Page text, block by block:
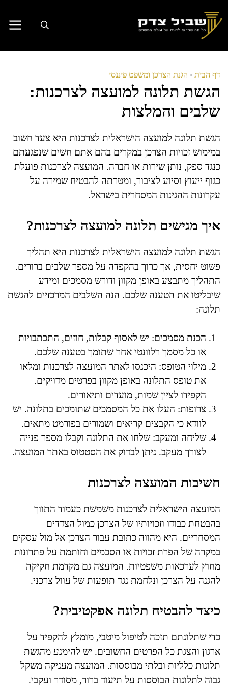
לתוכן
דף הבית › הגנת הצרכן ומשפט פיננסי
הגשת תלונה למועצה לצרכנות:
שלבים והמלצות
הגשת תלונה למועצה הישראלית לצרכנות היא צעד חשוב
במימוש זכויות הצרכן במקרים בהם אתם חשים שנפגעתם
כנגד ספק, נותן שירות או חברה. המועצה לצרכנות פועלת
כגוף ייעוץ וסיוע לציבור, ומטרתה להבטיח שמירה על
עקרונות ההגינות המסחרית בישראל.
איך מגישים תלונה למועצה לצרכנות?
הגשת תלונה למועצה הישראלית לצרכנות היא תהליך
פשוט יחסית, אך כרוך בהקפדה על מספר שלבים ברורים.
התהליך מתבצע באופן מקוון ודורש מסמכים ומידע
שיבליטו את הטענה שלכם. הנה השלבים המרכזיים להגשת
תלונה:
הכנת מסמכים: יש לאסוף קבלות, חוזים, התכתבויות
או כל מסמך רלוונטי אחר שתומך בטענה שלכם.
מילוי הטופס: היכנסו לאתר המועצה לצרכנות ומלאו
את טופס התלונה באופן מקוון בפרטים מדויקים.
הקפידו לציין שמות, מועדים ותיאורים.
צרופות: העלו את כל המסמכים שתומכים בתלונה. יש
לוודא כי הקבצים קריאים ושמורים בפורמט מתאים.
שליחה ומעקב: שלחו את התלונה וקבלו מספר פנייה
לצורך מעקב. ניתן לבדוק את הסטטוס באתר המועצה.
חשיבות המועצה לצרכנות
המועצה הישראלית לצרכנות משמשת כעמוד התווך
בהבטחת כבודו וזכויותיו של הצרכן כמול הצדדים
המסחריים. היא מהווה כתובת עבור הצרכן אל מול עסקים
במקרה של הפרת זכויות או הסכמים וחותמת על פתרונות
מחוץ לערכאות משפטיות. המועצה גם מקדמת חקיקה
להגנה על הצרכן ונלחמת נגד תופעות של עוול צרכני.
כיצד להבטיח תלונה אפקטיבית?
כדי שתלונתם תזכה לטיפול מיטבי, מומלץ להקפיד על
ארגון והצגת כל הפרטים החשובים. יש להימנע מהגשת
תלונות כלליות ובלתי מבוססות. המועצה מעניקה משקל
גבוה לתלונות הבוססות על תיעוד ברור, מסודר ועקבי.